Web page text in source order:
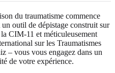
du traumatisme commence
outil de dépistage construit sur
CIM-11 et méticuleusement
sur les Traumatismes
– vous vous engagez dans un
de votre expérience.